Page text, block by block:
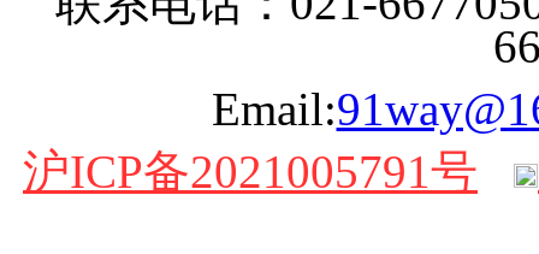
Email:
沪ICP备2021005791号